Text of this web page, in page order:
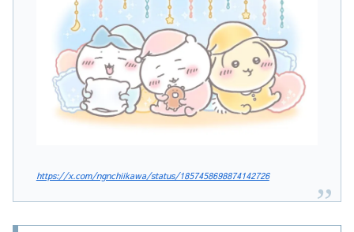
https://x.com/ngnchiikawa/status/1857458698874142726